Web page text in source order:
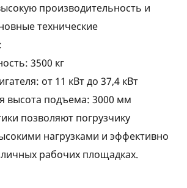
производительность и
технические
3500 кг
от 11 кВт до 37,4 кВт
высота подъема: 3000 мм
позволяют погрузчику
нагрузками и эффективно
рабочих площадках.